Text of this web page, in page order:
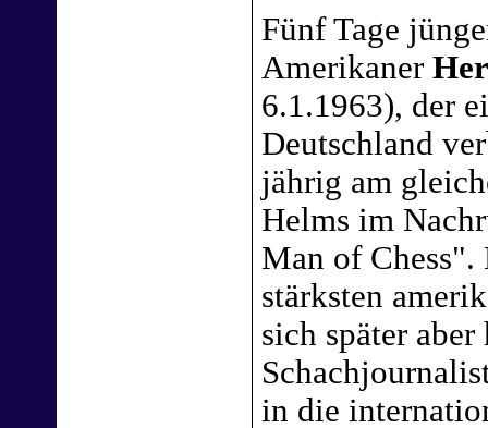
Fünf Tage
Amerikaner
6.1.1963), der
Deutschland
jährig am
Helms im
Man of Chess".
stärksten
sich später
in die